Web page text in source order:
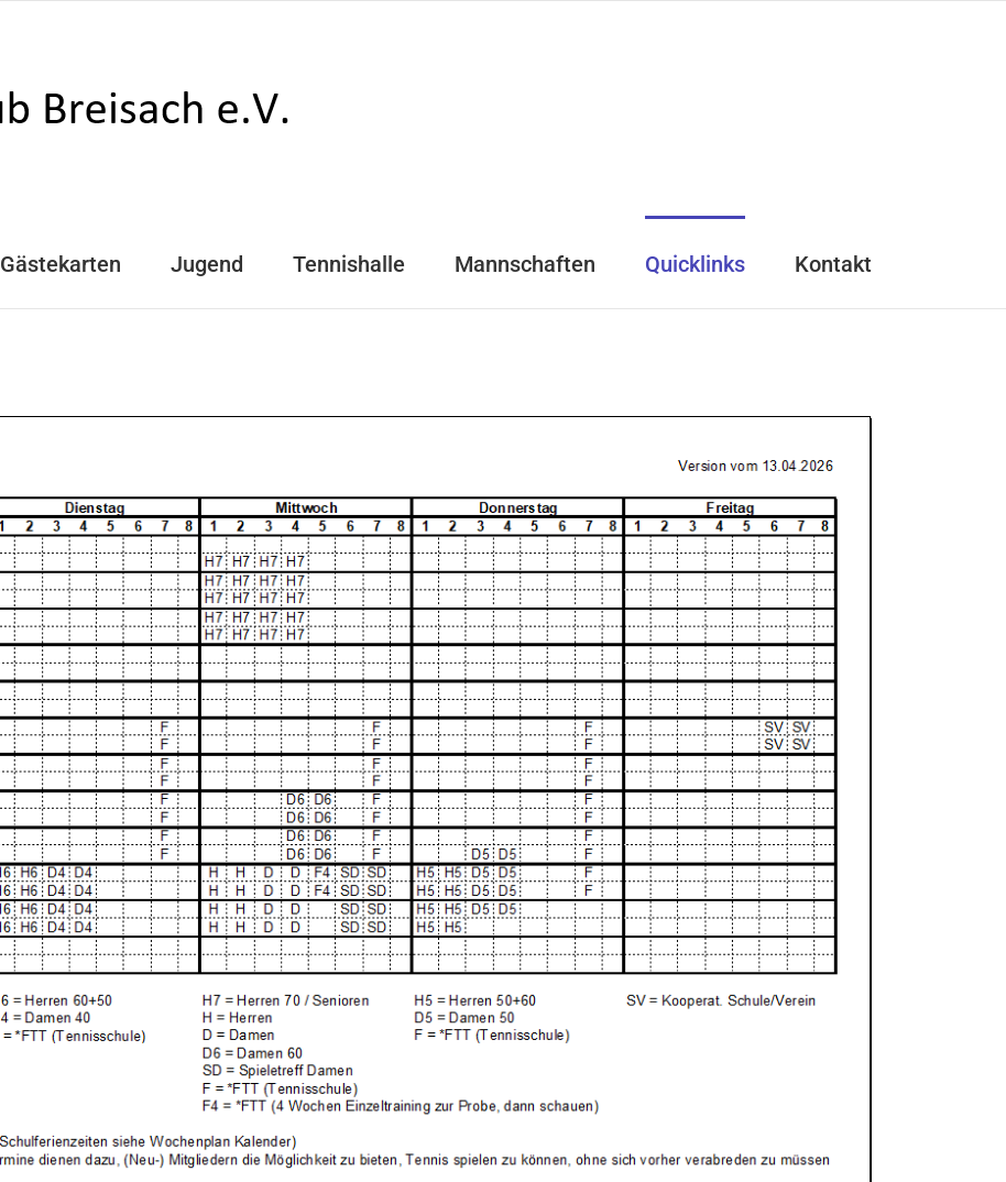
Gästekarten Jugend Tennishalle Mannschaften Quicklinks Kontakt